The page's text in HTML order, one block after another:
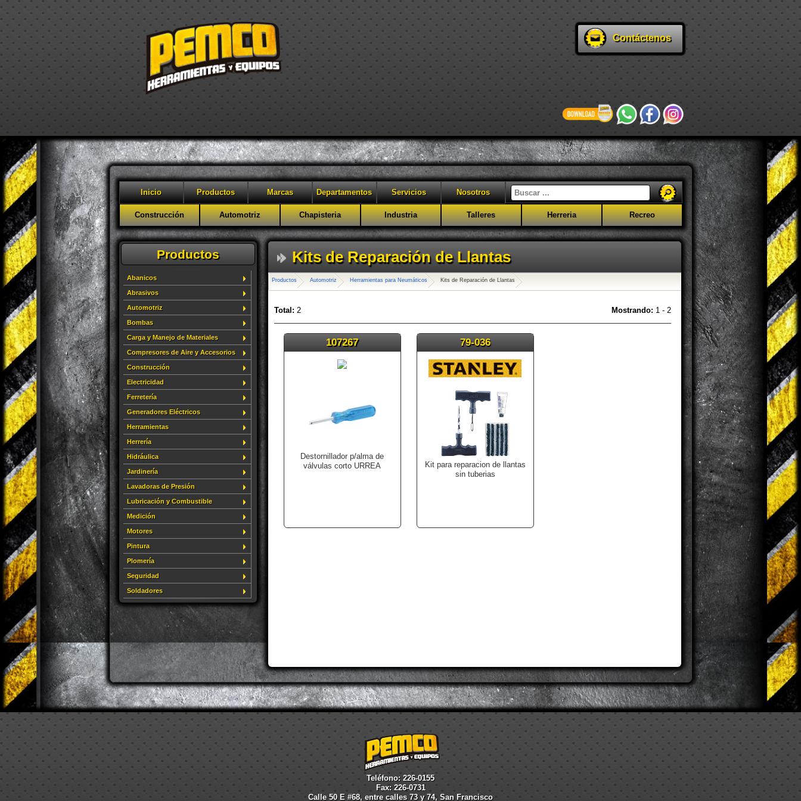
Contáctenos
Inicio Productos Marcas Departamentos Servicios Nosotros
Construcción Automotriz Chapisteria Industria Talleres Herreria Recreo
Productos
Abanicos
Abrasivos
Automotriz
Bombas
Carga y Manejo de Materiales
Compresores de Aire y Accesorios
Construcción
Electricidad
Ferretería
Generadores Eléctricos
Herramientas
Herrería
Hidráulica
Jardinería
Lavadoras de Presión
Lubricación y Combustible
Medición
Motores
Pintura
Plomería
Seguridad
Soldadores
Kits de Reparación de Llantas
Productos Automotriz Herramientas para Neumáticos Kits de Reparación de Llantas
Total: 2 Mostrando: 1 - 2
107267
Destornillador p/alma de
válvulas corto URREA
79-036
Kit para reparacion de llantas
sin tuberias
Teléfono: 226-0155
Fax: 226-0731
Calle 50 E #68, entre calles 73 y 74, San Francisco